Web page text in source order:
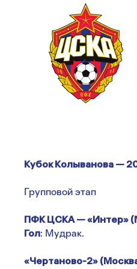
Кубок Колыванова —
Групповой этап
ПФК ЦСКА — «Интер»
Гол: Мудрак.
«Чертаново-2»